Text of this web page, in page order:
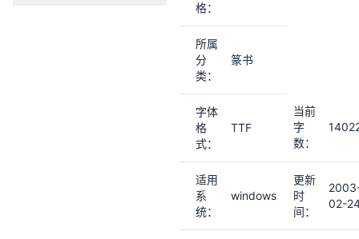
格：
所属
分
类：
篆书
字体
格
式：
TTF
当前
字
数：
适用
系
统：
windows
更新
时
间：
02-